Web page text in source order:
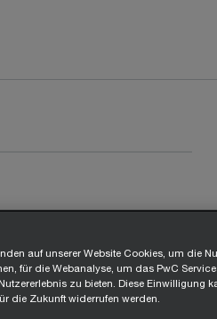
auf unserer Website Cookies, um die
für die Webanalyse, um das PwC
zu bieten. Diese Einwilligung
die Zukunft widerrufen werden.